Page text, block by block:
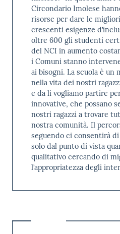
Circondario Imolese
risorse per dare le
crescenti esigenze
oltre 600 gli studenti
del NCI in aumento
i Comuni stanno
ai bisogni. La scuola è un
nella vita dei nostri
e da lì vogliamo partire
innovative, che possano
nostri ragazzi a trovare
nostra comunità. Il
seguendo ci consentirà
solo dal punto di vista
qualitativo cercando di
l’appropriatezza degli